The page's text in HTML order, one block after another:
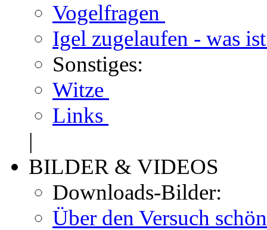
Vogelfragen
Igel zugelaufen - was
Sonstiges:
Witze
Links
|
BILDER & VIDEOS
Downloads-Bilder:
Über den Versuch